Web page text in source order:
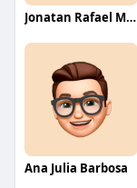
Jonatan Rafael Mello
Ana Julia Barbosa